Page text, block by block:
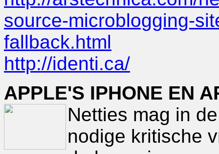
source-microblogging-
fallback.html
http://identi.ca/
APPLE'S IPHONE EN
Netties mag in
nodige kritische